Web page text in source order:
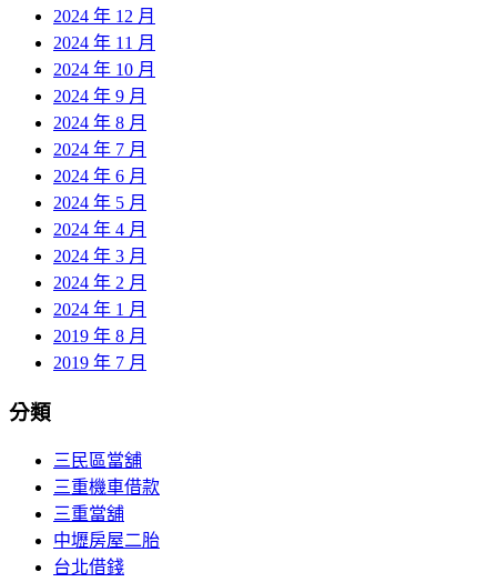
2024 年 12 月
2024 年 11 月
2024 年 10 月
2024 年 9 月
2024 年 8 月
2024 年 7 月
2024 年 6 月
2024 年 5 月
2024 年 4 月
2024 年 3 月
2024 年 2 月
2024 年 1 月
2019 年 8 月
2019 年 7 月
分類
三民區當舖
三重機車借款
三重當舖
中壢房屋二胎
台北借錢